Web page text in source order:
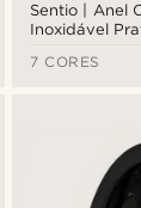
Sentio | Anel
Inoxidável
7 CORES